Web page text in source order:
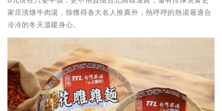
家庄清燉牛肉湯，除獲得各大名人推薦外，熱呼呼的熱湯最適合
冷冷的冬天溫暖身心。